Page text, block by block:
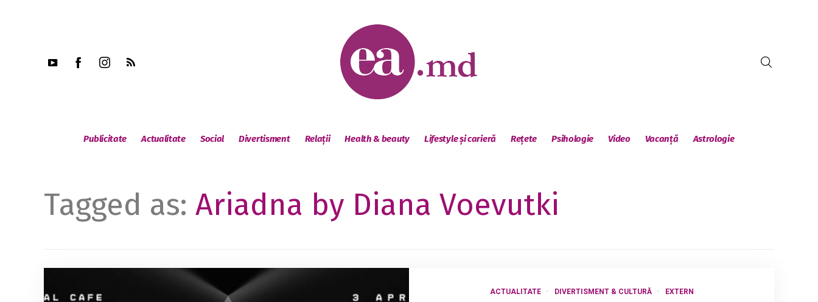
Publicitate Actualitate Social Divertisment Relații Health & beauty Lifestyle și carieră Rețete Psihologie Video Vacanță Astrologie
Tagged as: Ariadna by Diana Voevutki
ACTUALITATE DIVERTISMENT & CULTURĂ EXTERN